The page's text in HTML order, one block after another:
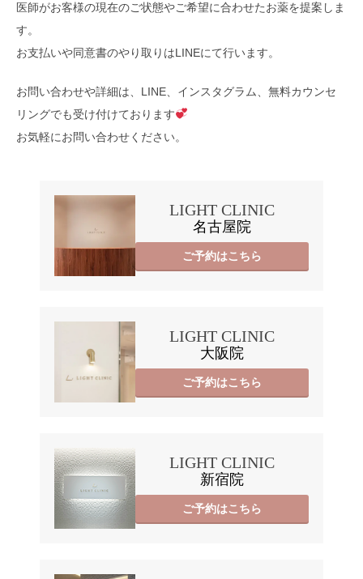
医師がお客様の現在のご状態やご希望に合わせたお薬を提案しま
す。
お支払いや同意書のやり取りはLINEにて行います。
お問い合わせや詳細は、LINE、インスタグラム、無料カウンセ
リングでも受け付けております
お気軽にお問い合わせください。
LIGHT CLINIC
名古屋院
ご予約はこちら
LIGHT CLINIC
大阪院
ご予約はこちら
LIGHT CLINIC
新宿院
ご予約はこちら